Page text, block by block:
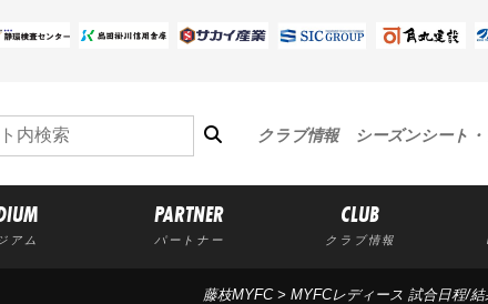
クラブ情報 シーズンシート
アム
PARTNER
パートナー
CLUB
クラブ情報
藤枝MYFC> MYFCレディース 試合日程/結